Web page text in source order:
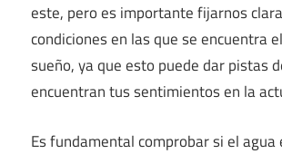
este, pero es importante fijarnos
condiciones en las que se encuentra
sueño, ya que esto puede dar pistas
encuentran tus sentimientos en la
Es fundamental comprobar si el agua